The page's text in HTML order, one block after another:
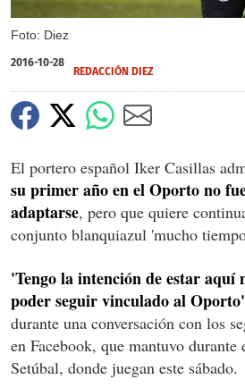
Foto: Diez
2016-10-28
REDACCIÓN DIEZ
El portero español Iker Casillas
su primer año en el Oporto no
adaptarse, pero que quiere
conjunto blanquiazul 'mucho
'Tengo la intención de estar aquí
poder seguir vinculado al Oporto'
durante una conversación con los
en Facebook, que mantuvo
Setúbal, donde juegan este sábado.